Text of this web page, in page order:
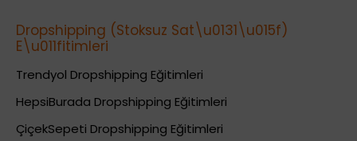
Dropshipping (Stoksuz Sat\u0131\u015f)
E\u011fitimleri
Trendyol Dropshipping Eğitimleri
HepsiBurada Dropshipping Eğitimleri
ÇiçekSepeti Dropshipping Eğitimleri